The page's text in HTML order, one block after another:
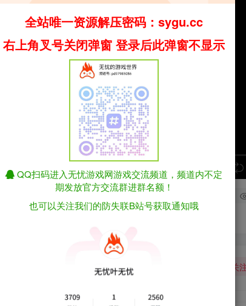
speed
关
全站唯一资源解压密码：sygu.cc
右上角叉号关闭弹窗 登录后此弹窗不显示
QQ扫码进入无忧游戏网游戏交流频道，频道内不定
期发放官方交流群进群名额！
也可以关注我们的防失联B站号获取通知哦